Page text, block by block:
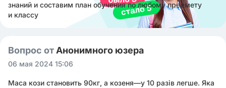
знаний и составим план обучения по любому предмету
и классу
Вопрос от Анонимного юзера
06 мая 2024 15:06
Маса кози становить 90кг, а козеня—у 10 разів легше. Яка